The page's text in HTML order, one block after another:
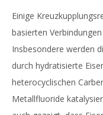
Einige
basierten
Insbesondere werden
durch hydratisierte
heterocyclischen
Metallfluoride